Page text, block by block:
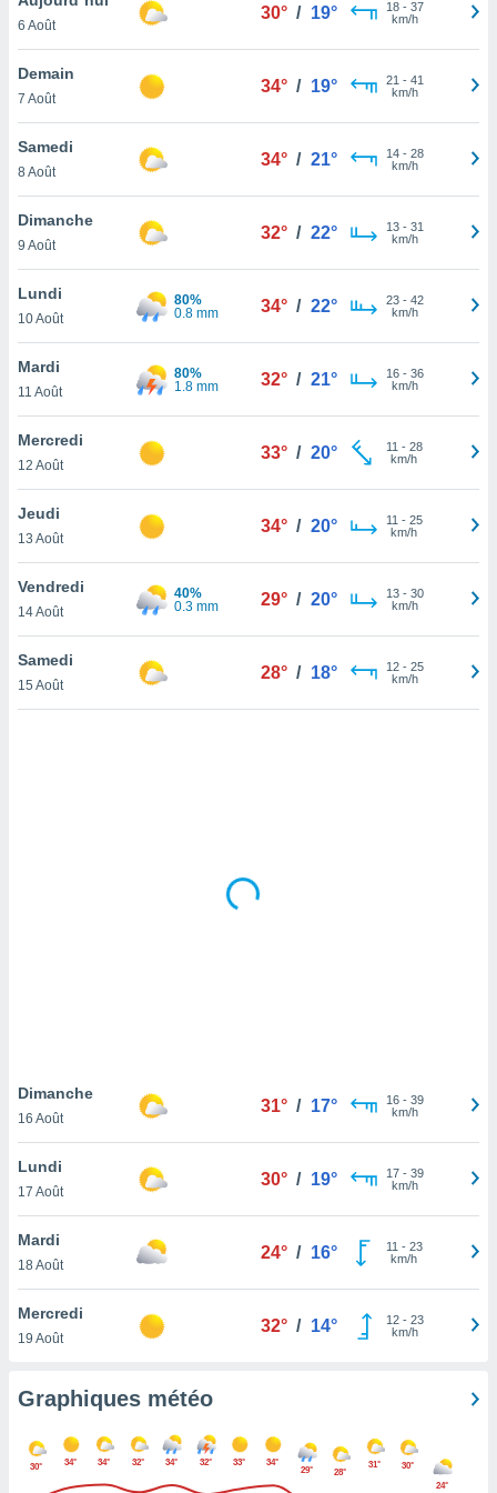
et
»,
au
vous
qu'ils
ou
le
ainsi
un
la
du
en
de
pas
de
à
cas,
que
sur le
ne
6 Août
30° / 19° 18- 37
km/h
Demain
7 Août
34° / 19° 21 - 41
km/h
Samedi
8 Août
34° / 21° 14- 28
km/h
Dimanche
9 Août
32° / 22° 13- 31
km/h
Lundi
10 Août
80%
0.8 mm
34° / 22° 23- 42
km/h
Mardi
11 Août
80%
1.8 mm
32° / 21° 16- 36
km/h
Mercredi
12 Août
33° / 20° 11 - 28
km/h
Jeudi
13 Août
34° / 20° 11 - 25
km/h
Vendredi
14 Août
40%
0.3 mm
29° / 20° 13- 30
km/h
Samedi
15 Août
28° / 18° 12- 25
km/h
Dimanche
16 Août
31° / 17° 16- 39
km/h
Lundi
17 Août
30° / 19° 17- 39
km/h
Mardi
18 Août
24° / 16° 11 - 23
km/h
Mercredi
19 Août
32° / 14° 12- 23
km/h
Graphiques météo
30° 34° 34° 32° 34° 32° 33° 34°
29° 28°
31°
30°
24°